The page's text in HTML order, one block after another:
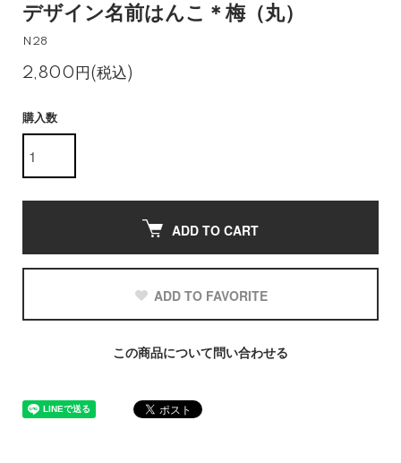
デザイン名前はんこ＊梅（丸）
N28
2,800円(税込)
購入数
ADD TO CART
ADD TO FAVORITE
この商品について問い合わせる